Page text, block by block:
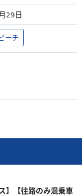
29日
ーチ
】【往路のみ混乗車